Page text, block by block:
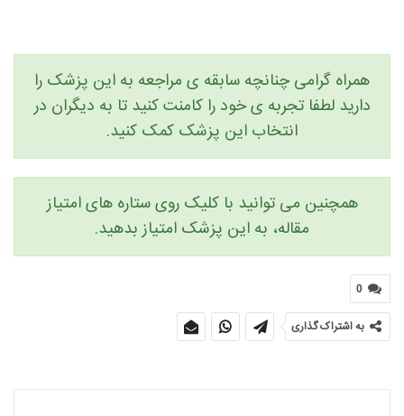
همراه گرامی چنانچه سابقه ی مراجعه به این پزشک را
دارید لطفا تجربه ی خود را کامنت کنید تا به دیگران در
انتخاب این پزشک کمک کنید.
همچنین می توانید با کلیک روی ستاره های امتیاز
مقاله، به این پزشک امتیاز بدهید.
0
به اشتراک گذاری